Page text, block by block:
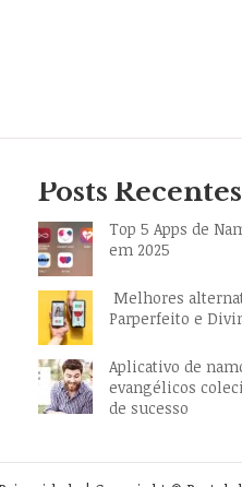
Posts Recentes
Top 5 Apps de
em 2025
Melhores
Parperfeito e
Aplicativo de
evangélicos
de sucesso